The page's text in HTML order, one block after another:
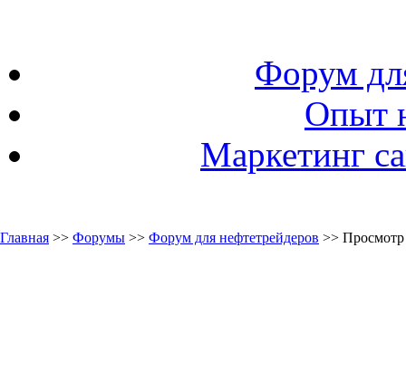
Форум
Опыт
Маркетинг
Главная >> Форумы >> Форум для нефтетрейдеров >>